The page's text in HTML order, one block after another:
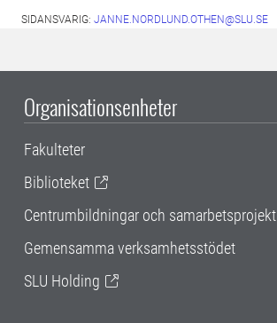
SIDANSVARIG: JANNE.NORDLUND.OTHEN@SLU.SE
Organisationsenheter
Fakulteter
Biblioteket
Centrumbildningar och samarbetsprojekt
Gemensamma verksamhetsstödet
SLU Holding